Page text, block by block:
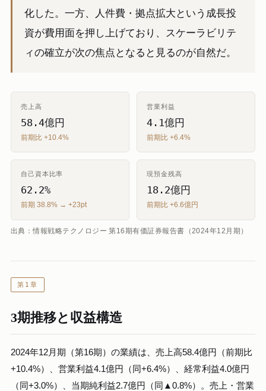
化した。一方、人件費・拠点拡大という成長投
資が費用面を押し上げており、スケーラビリテ
ィの確立が次の焦点となると見るのが自然だ。
売上高
58.4億円
前期比 +10.4%
営業利益
4.1億円
前期比 +6.4%
自己資本比率
62.2%
前期 38.8% → +23pt
現預金残高
18.2億円
前期比 +6.6億円
出典：情報戦略テクノロジー 第16期有価証券報告書（2024年12月期）
第1章
3期推移と収益構造
2024年12月期（第16期）の業績は、売上高58.4億円（前期比
+10.4%）、営業利益4.1億円（同+6.4%）、経常利益4.0億円
（同+3.0%）、当期純利益2.7億円（同▲0.8%）。売上・営業